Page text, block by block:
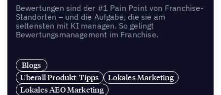
Bewertungen sind der #1 Pain Point von Franchise-
Standorten – und die Aufgabe, die sie am
seltensten mit KI managen. So gelingt
Bewertungsmanagement im Franchise.
Blogs
Uberall Produkt-Tipps
Lokales Marketing
Lokales AEO Marketing